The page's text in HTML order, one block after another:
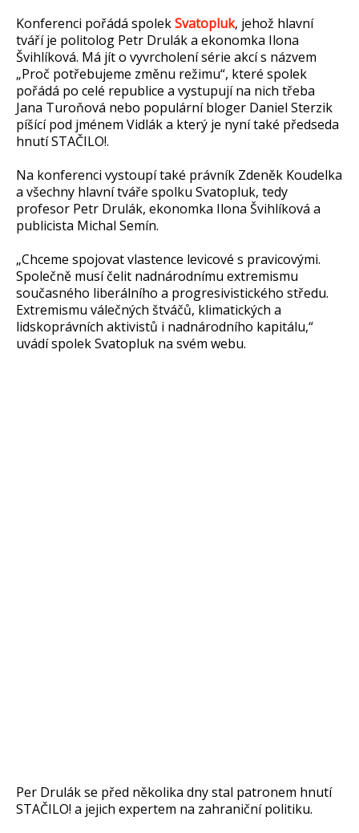
Konferenci pořádá spolekSvatopluk, jehož hlavní
tváří je politolog Petr Drulák a ekonomka Ilona
Švihlíková. Má jít o vyvrcholení série akcí s názvem
„Proč potřebujeme změnu režimu“, které spolek
pořádá po celé republice a vystupují na nich třeba
Jana Turoňová nebo populární bloger Daniel Sterzik
píšící pod jménem Vidlák a který je nyní také předseda
hnutí STAČILO!.
Na konferenci vystoupí také právník Zdeněk Koudelka
a všechny hlavní tváře spolku Svatopluk, tedy
profesor Petr Drulák, ekonomka Ilona Švihlíková a
publicista Michal Semín.
„Chceme spojovat vlastence levicové s pravicovými.
Společně musí čelit nadnárodnímu extremismu
současného liberálního a progresivistického středu.
Extremismu válečných štváčů, klimatických a
lidskoprávních aktivistů i nadnárodního kapitálu,“
uvádí spolek Svatopluk na svém webu.
Per Drulák se před několika dny stal patronem hnutí
STAČILO! a jejich expertem na zahraniční politiku.